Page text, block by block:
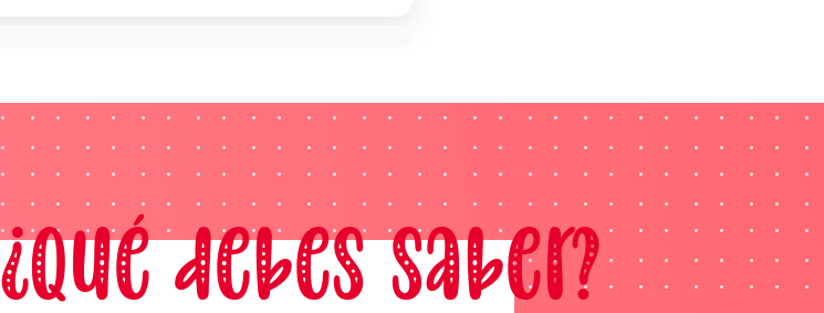
¿Qué debes saber?